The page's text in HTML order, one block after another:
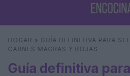
Buscar
HOGAR » GUÍA DEFINITIVA PARA
CARNES MAGRAS Y ROJAS
Guía definitiva